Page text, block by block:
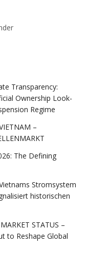
Transparency:
Ownership Look-
Regime
–
The Defining
Stromsystem
historischen
STATUS –
to Reshape Global